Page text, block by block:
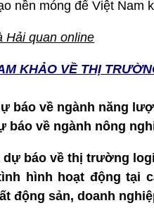
nền móng để Việt Nam
Hải quan online
KHẢO VỀ THỊ
báo về ngành năng
báo về ngành nông
dự báo về thị trường
hình hoạt động tại
động sản, doanh